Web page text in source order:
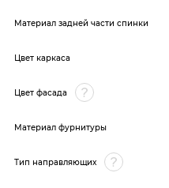
Материал задней части спинки
Цвет каркаса
Цвет фасада
Материал фурнитуры
Тип направляющих